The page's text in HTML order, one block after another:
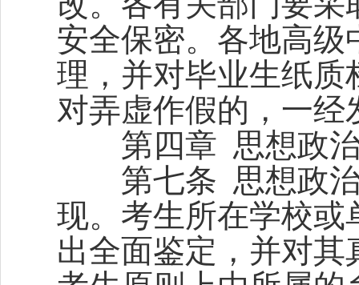
安全保密。各地高
理，并对毕业生纸质
对弄虚作假的，一
第四章 思想政治
第七条 思想政治
现。考生所在学校或
出全面鉴定，并对